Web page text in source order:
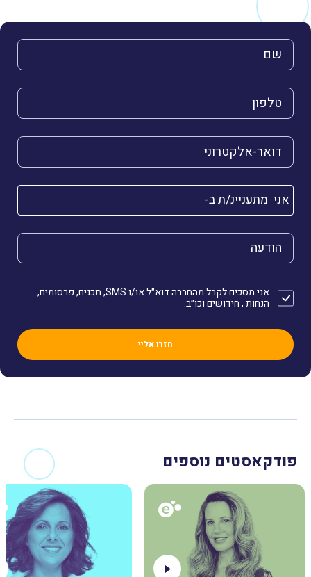
השם שלך (חובה)
הטלפון שלך (חובה)
הדואר האלקטרוני שלך (חובה)
אני מתעניינ/ת ב-
הודעה
אני מסכים לקבל מהחברה דוא״ל או/ו SMS, תכנים, פרסומים,
הנחות , חידושים וכו״ב.
פודקאסטים נוספים